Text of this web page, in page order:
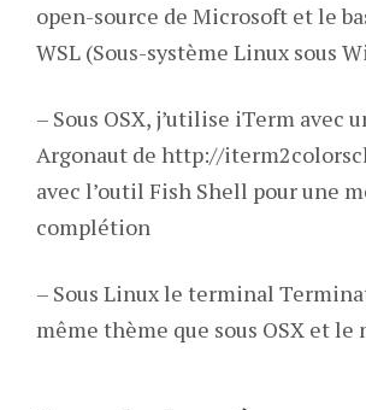
open-source de Microsoft et le
WSL (Sous-système Linux sous
– Sous OSX, j’utilise iTerm avec
Argonaut de http://
avec l’outil Fish Shell pour une
complétion
– Sous Linux le terminal
même thème que sous OSX et